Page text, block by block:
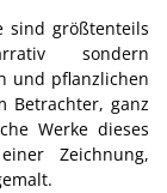
sind größtenteils
sondern
und pflanzlichen
Betrachter, ganz
Werke dieses
Zeichnung,